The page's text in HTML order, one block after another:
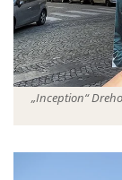
„Inception“